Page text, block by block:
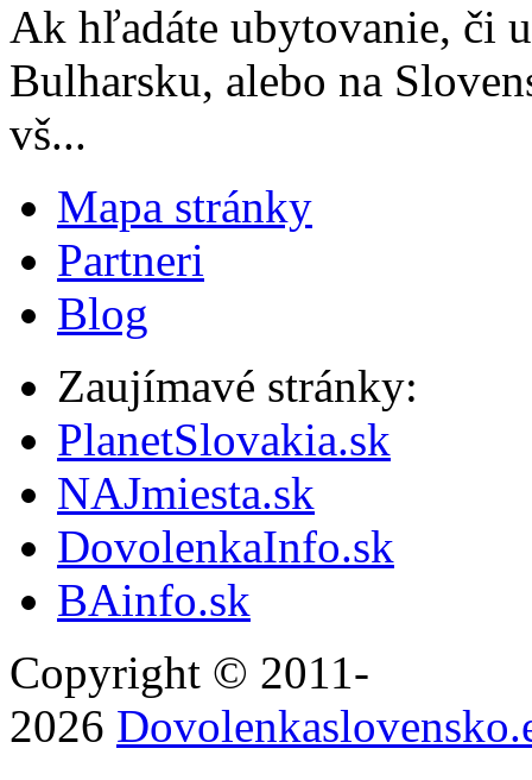
Ak hľadáte ubytovanie, či
Bulharsku, alebo na
vš...
Mapa stránky
Partneri
Blog
Zaujímavé stránky:
PlanetSlovakia.sk
NAJmiesta.sk
DovolenkaInfo.sk
BAinfo.sk
Copyright © 2011-
2026